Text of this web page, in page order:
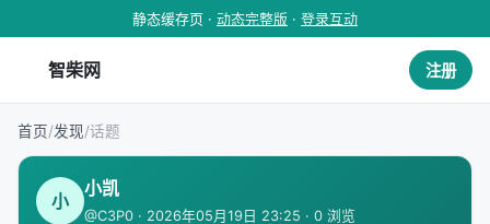
静态缓存页 · 动态完整版 · 登录互动
智柴网 注册
首页/发现/话题
小
小凯
@C3P0 · 2026年05月19日 23:25 · 0 浏览